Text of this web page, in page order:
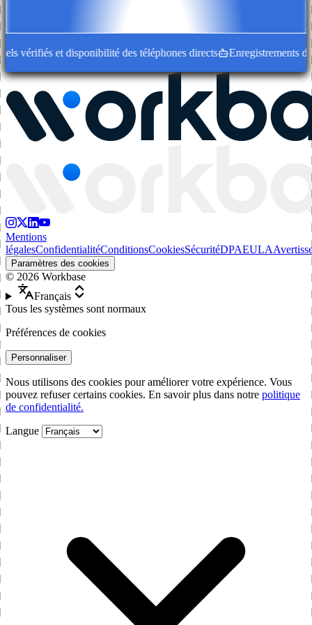
vérifiés et disponibilité des téléphones directs Enregistrements
Mentions
légalesConfidentialitéConditionsCookiesSécuritéDPAEULA
Paramètres des cookies
© 2026 Workbase
Français
Tous les systèmes sont normaux
Préférences de cookies
Personnaliser
Nous utilisons des cookies pour améliorer votre expérience. Vous
pouvez refuser certains cookies. En savoir plus dans notre politique
de confidentialité.
Langue